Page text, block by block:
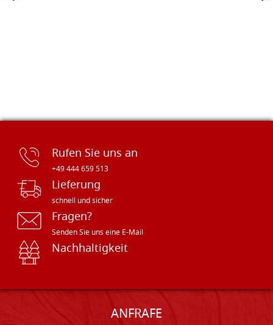
Rufen Sie uns an
+49 444 659 513
Lieferung
schnell und sicher
Fragen?
Senden Sie uns eine E-Mail
Nachhaltigkeit
ANFRAFE